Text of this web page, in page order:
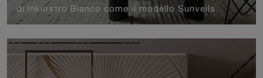
di Inkiostro Bianco come il modello Sunveils.